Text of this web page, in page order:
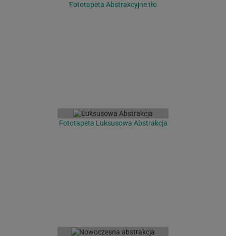
Fototapeta Abstrakcyjne tło
Fototapeta Luksusowa Abstrakcja